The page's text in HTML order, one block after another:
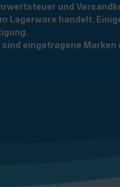
und
Lagerware handelt.
eingetragene